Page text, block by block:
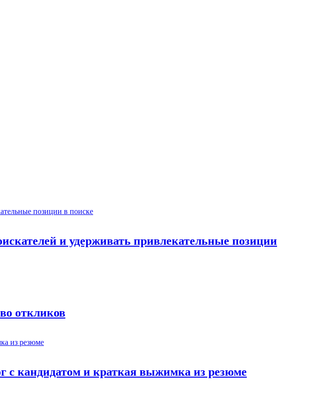
и удерживать привлекательные позиции
откликов
с кандидатом и краткая выжимка из резюме